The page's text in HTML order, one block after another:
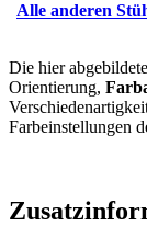
Alle anderen
Die hier
Orientierung,
Farbeinstellungen